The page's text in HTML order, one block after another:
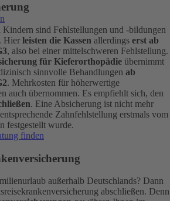
Kindern sind Fehlstellungen und -bildungen
Hier leisten die Kassen allerdings erst ab
, also bei einer mittelschweren Fehlstellung.
für Kieferorthopädie übernimmt
sinnvolle Behandlungen ab
. Mehrkosten für höherwertige
auch übernommen. Es empfiehlt sich, den
. Eine Absicherung ist nicht mehr
Zahnfehlstellung erstmals vom
festgestellt wurde.
finden
außerhalb Deutschlands? Dann
abschließen. Denn